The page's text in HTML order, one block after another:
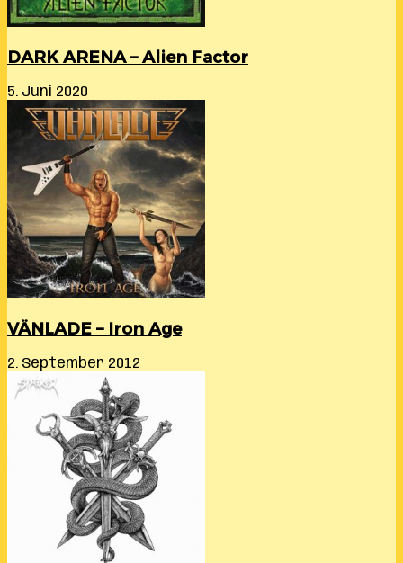
DARK ARENA – Alien Factor
5. Juni 2020
VÄNLADE – Iron Age
2. September 2012